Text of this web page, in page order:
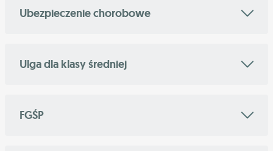
Ubezpieczenie chorobowe
Ulga dla klasy średniej
FGŚP